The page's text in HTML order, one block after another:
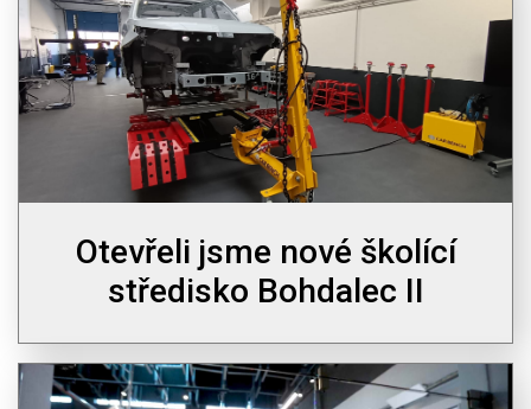
Otevřeli jsme nové školící
středisko Bohdalec II